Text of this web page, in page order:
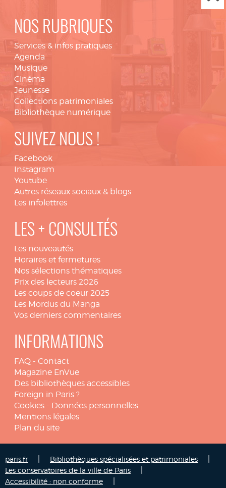
NOS RUBRIQUES
Services & infos pratiques
Agenda
Musique
Cinéma
Jeunesse
Collections patrimoniales
Bibliothèque numérique
SUIVEZ NOUS !
Facebook
Instagram
Youtube
Autres réseaux sociaux & blogs
Les infolettres
LES + CONSULTÉS
Les nouveautés
Horaires et fermetures
Nos sélections thématiques
Prix des lecteurs 2026
Les coups de coeur 2025
Les Mordus du Manga
Vos derniers commentaires
INFORMATIONS
FAQ - Contact
Magazine EnVue
Des bibliothèques accessibles
Foreign in Paris ?
Cookies - Données personnelles
Mentions légales
Plan du site
paris.fr Bibliothèques spécialisées et patrimoniales
Les conservatoires de la ville de Paris
Accessibilité : non conforme